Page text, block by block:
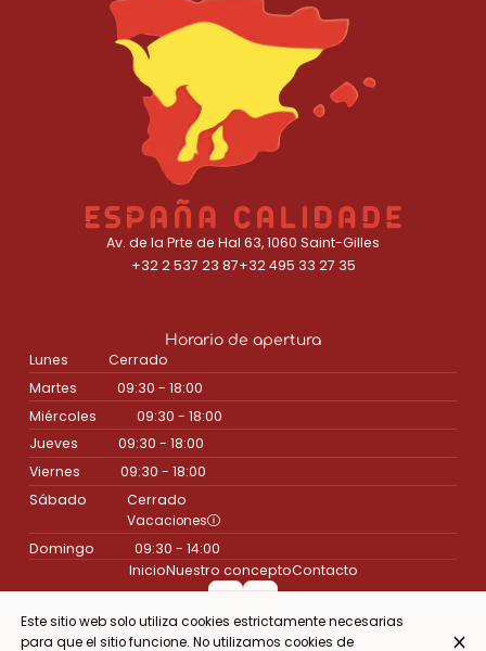
Av. de la Prte de Hal 63, 1060 Saint-Gilles
+32 2 537 23 87+32 495 33 27 35
Horario de apertura
Lunes
Cerrado
Martes
09:30 - 18:00
Miércoles
09:30 - 18:00
Jueves
09:30 - 18:00
Viernes
09:30 - 18:00
Sábado
Cerrado
Vacaciones
Domingo
09:30 - 14:00
InicioNuestro conceptoContacto
Este sitio web solo utiliza cookies estrictamente necesarias
para que el sitio funcione. No utilizamos cookies de